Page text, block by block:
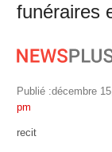
funéraires
Publié :décembre
pm
Author
recit